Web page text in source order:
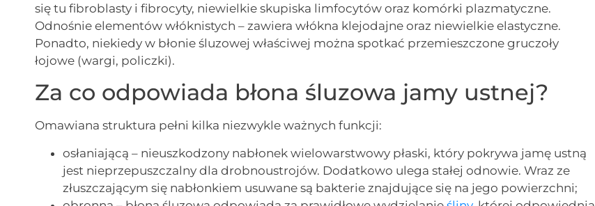
się tu fibroblasty i fibrocyty, niewielkie skupiska limfocytów oraz komórki plazmatyczne.
Odnośnie elementów włóknistych – zawiera włókna klejodajne oraz niewielkie elastyczne.
Ponadto, niekiedy w błonie śluzowej właściwej można spotkać przemieszczone gruczoły
łojowe (wargi, policzki).
Za co odpowiada błona śluzowa jamy ustnej?
Omawiana struktura pełni kilka niezwykle ważnych funkcji:
osłaniającą – nieuszkodzony nabłonek wielowarstwowy płaski, który pokrywa jamę ustną
jest nieprzepuszczalny dla drobnoustrojów. Dodatkowo ulega stałej odnowie. Wraz ze
złuszczającym się nabłonkiem usuwane są bakterie znajdujące się na jego powierzchni;